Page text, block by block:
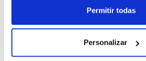
Permitir todas
Personalizar
65
29/05/26. 11:00 h. Ulacia Zke
Port Sagunt